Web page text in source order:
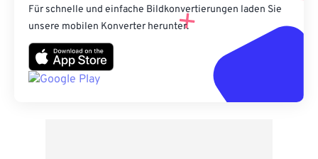
Für schnelle und einfache Bildkonvertierungen laden Sie
unsere mobilen Konverter herunter.